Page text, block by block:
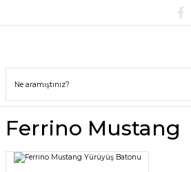
Ferrino Mustang